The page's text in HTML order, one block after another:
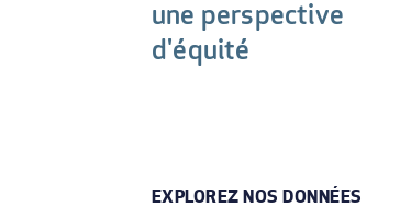
une perspective
d'équité
EXPLOREZ NOS DONNÉES